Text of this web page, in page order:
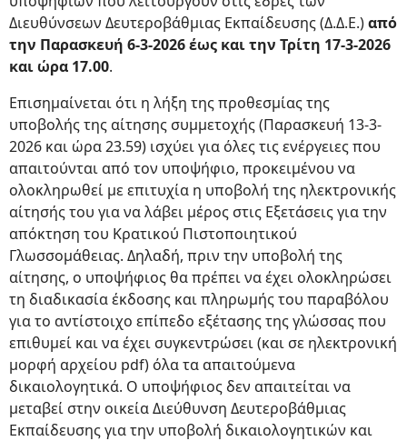
Διευθύνσεων Δευτεροβάθμιας Εκπαίδευσης (Δ.Δ.Ε.)από
την Παρασκευή 6-3-2026 έως και την Τρίτη 17-3-2026
και ώρα 17.00.
Επισημαίνεται ότι η λήξη της προθεσμίας της
υποβολής της αίτησης συμμετοχής (Παρασκευή 13-3-
2026 και ώρα 23.59) ισχύει για όλες τις ενέργειες που
απαιτούνται από τον υποψήφιο, προκειμένου να
ολοκληρωθεί με επιτυχία η υποβολή της ηλεκτρονικής
αίτησής του για να λάβει μέρος στις Εξετάσεις για την
απόκτηση του Κρατικού Πιστοποιητικού
Γλωσσομάθειας. Δηλαδή, πριν την υποβολή της
αίτησης, ο υποψήφιος θα πρέπει να έχει ολοκληρώσει
τη διαδικασία έκδοσης και πληρωμής του παραβόλου
για το αντίστοιχο επίπεδο εξέτασης της γλώσσας που
επιθυμεί και να έχει συγκεντρώσει (και σε ηλεκτρονική
μορφή αρχείου pdf) όλα τα απαιτούμενα
δικαιολογητικά. Ο υποψήφιος δεν απαιτείται να
μεταβεί στην οικεία Διεύθυνση Δευτεροβάθμιας
Εκπαίδευσης για την υποβολή δικαιολογητικών και